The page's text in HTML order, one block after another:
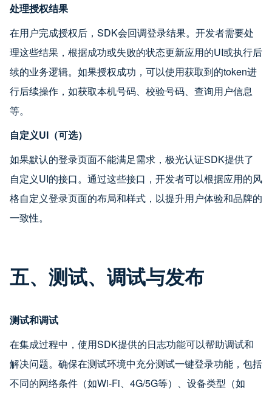
处理授权结果
在用户完成授权后，SDK会回调登录结果。开发者需要处
理这些结果，根据成功或失败的状态更新应用的UI或执行后
续的业务逻辑。如果授权成功，可以使用获取到的token进
行后续操作，如获取本机号码、校验号码、查询用户信息
等。
自定义UI（可选）
如果默认的登录页面不能满足需求，极光认证SDK提供了
自定义UI的接口。通过这些接口，开发者可以根据应用的风
格自定义登录页面的布局和样式，以提升用户体验和品牌的
一致性。
五、测试、调试与发布
测试和调试
在集成过程中，使用SDK提供的日志功能可以帮助调试和
解决问题。确保在测试环境中充分测试一键登录功能，包括
不同的网络条件（如Wi-Fi、4G/5G等）、设备类型（如